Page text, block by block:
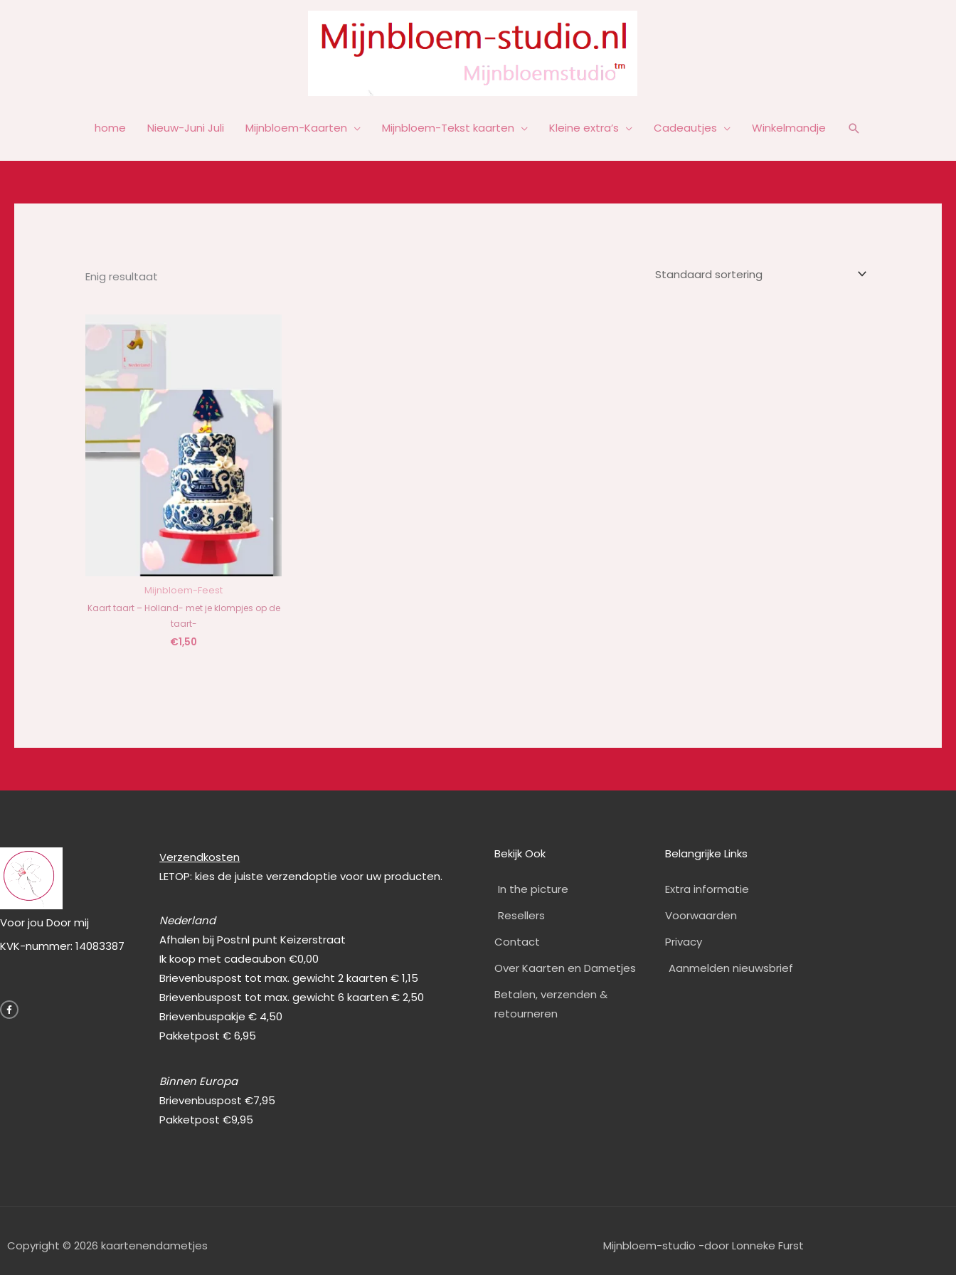
home Nieuw-Juni Juli Mijnbloem-Kaarten Mijnbloem-Tekst kaarten Kleine extra’s Cadeautjes Winkelmandje Zoeken
Enig resultaat
Mijnbloem-Feest
Kaart taart – Holland- met je klompjes op de
taart-
€1,50
Voor jou Door mij
KVK-nummer: 14083387
a
c
e
Verzendkosten
LETOP: kies de juiste verzendoptie voor uw producten.
Nederland
Afhalen bij Postnl punt Keizerstraat
Ik koop met cadeaubon €0,00
Brievenbuspost tot max. gewicht 2 kaarten € 1,15
Brievenbuspost tot max. gewicht 6 kaarten € 2,50
Brievenbuspakje € 4,50
Pakketpost € 6,95
Binnen Europa
Brievenbuspost €7,95
Pakketpost €9,95
Bekijk Ook
In the picture
Resellers
Contact
Over Kaarten en Dametjes
Betalen, verzenden &
retourneren
Belangrijke Links
Extra informatie
Voorwaarden
Privacy
Aanmelden nieuwsbrief
Copyright © 2026 kaartenendametjes Mijnbloem-studio -door Lonneke Furst